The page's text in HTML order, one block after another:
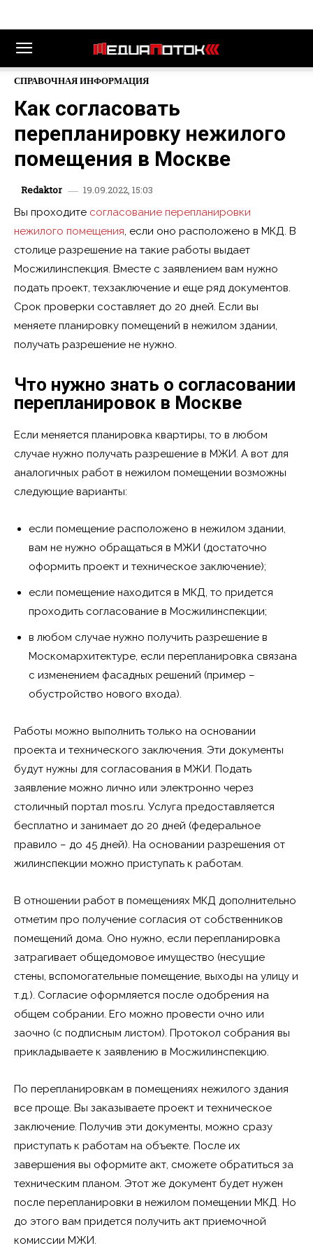
СПРАВОЧНАЯ ИНФОРМАЦИЯ
Как согласовать
перепланировку нежилого
помещения в Москве
Redaktor
19.09.2022, 15:03
Вы проходите согласование перепланировки
нежилого помещения, если оно расположено в МКД. В
столице разрешение на такие работы выдает
Мосжилинспекция. Вместе с заявлением вам нужно
подать проект, техзаключение и еще ряд документов.
Срок проверки составляет до 20 дней. Если вы
меняете планировку помещений в нежилом здании,
получать разрешение не нужно.
Что нужно знать о согласовании
перепланировок в Москве
Если меняется планировка квартиры, то в любом
случае нужно получать разрешение в МЖИ. А вот для
аналогичных работ в нежилом помещении возможны
следующие варианты:
если помещение расположено в нежилом здании,
вам не нужно обращаться в МЖИ (достаточно
оформить проект и техническое заключение);
если помещение находится в МКД, то придется
проходить согласование в Мосжилинспекции;
в любом случае нужно получить разрешение в
Москомархитектуре, если перепланировка связана
с изменением фасадных решений (пример –
обустройство нового входа).
Работы можно выполнить только на основании
проекта и технического заключения. Эти документы
будут нужны для согласования в МЖИ. Подать
заявление можно лично или электронно через
столичный портал mos.ru. Услуга предоставляется
бесплатно и занимает до 20 дней (федеральное
правило – до 45 дней). На основании разрешения от
жилинспекции можно приступать к работам.
В отношении работ в помещениях МКД дополнительно
отметим про получение согласия от собственников
помещений дома. Оно нужно, если перепланировка
затрагивает общедомовое имущество (несущие
стены, вспомогательные помещение, выходы на улицу и
т.д.). Согласие оформляется после одобрения на
общем собрании. Его можно провести очно или
заочно (с подписным листом). Протокол собрания вы
прикладываете к заявлению в Мосжилинспекцию.
По перепланировкам в помещениях нежилого здания
все проще. Вы заказываете проект и техническое
заключение. Получив эти документы, можно сразу
приступать к работам на объекте. После их
завершения вы оформите акт, сможете обратиться за
техническим планом. Этот же документ будет нужен
после перепланировки в нежилом помещении МКД. Но
до этого вам придется получить акт приемочной
комиссии МЖИ.